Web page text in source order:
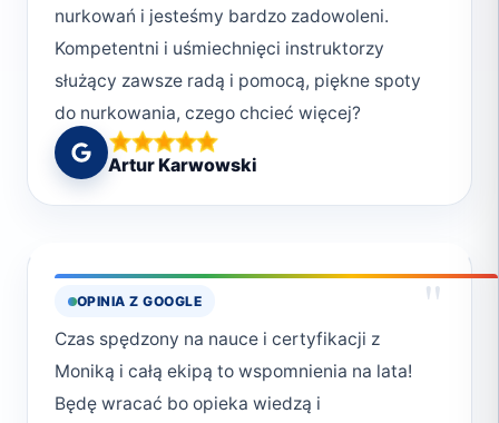
nurkowań i jesteśmy bardzo zadowoleni.
Kompetentni i uśmiechnięci instruktorzy
służący zawsze radą i pomocą, piękne spoty
do nurkowania, czego chcieć więcej?
Pozdrowienie dla Moniki, Cheetosa i Synka :)
Polecamy wszystkim i na pewno tu jeszcze nie
raz wrócimy :)
Artur Karwowski
OPINIA Z GOOGLE "
Czas spędzony na nauce i certyfikacji z
Moniką i całą ekipą to wspomnienia na lata!
Będę wracać bo opieka wiedzą i